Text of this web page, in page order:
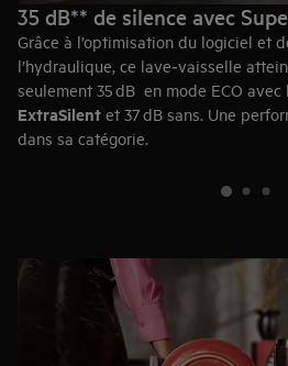
35 dB** de silence avec
Grâce à l’optimisation du logiciel et
l’hydraulique, ce lave‑vaisselle
seulement 35 dB en mode ECO avec
ExtraSilent et 37 dB sans. Une
dans sa catégorie.